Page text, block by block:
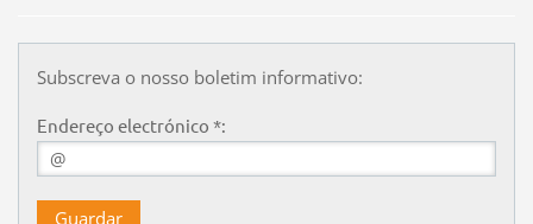
Subscreva o nosso boletim informativo:
Endereço electrónico *: